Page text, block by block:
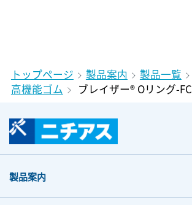
トップページ 製品案内 製品一覧
高機能ゴム
ブレイザー® Oリング-FC
製品案内